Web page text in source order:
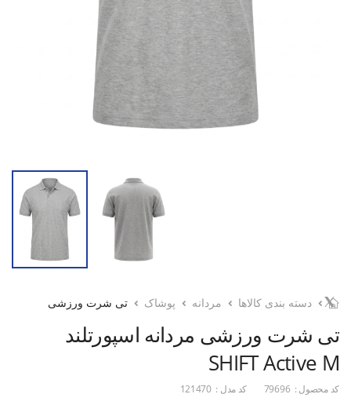
دسته بندی کالاها مردانه پوشاک تی شرت ورزشی
تی شرت ورزشی مردانه اسپورتلند
SHIFT Active M
کد محصول : 79696 کد مدل : 121470